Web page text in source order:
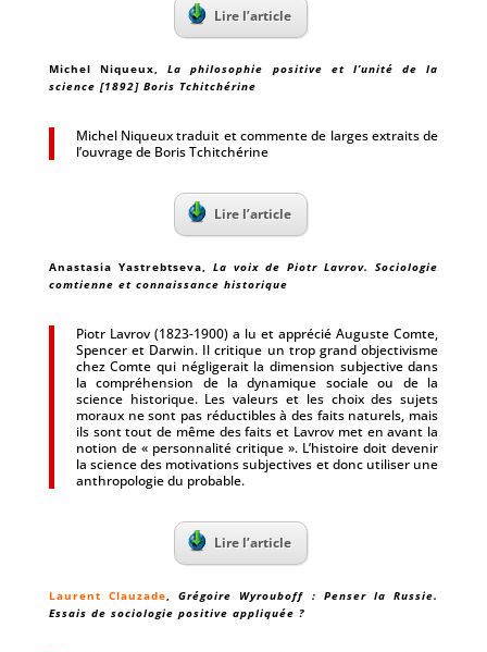
Lire l’article
Michel Niqueux,La philosophie positive et l’unité de la
science [1892] Boris Tchitchérine
Michel Niqueux traduit et commente de larges extraits de
l’ouvrage de Boris Tchitchérine
Lire l’article
Anastasia Yastrebtseva, La voix de Piotr Lavrov. Sociologie
comtienne et connaissance historique
Piotr Lavrov (1823-1900) a lu et apprécié Auguste Comte,
Spencer et Darwin. Il critique un trop grand objectivisme
chez Comte qui négligerait la dimension subjective dans
la compréhension de la dynamique sociale ou de la
science historique. Les valeurs et les choix des sujets
moraux ne sont pas réductibles à des faits naturels, mais
ils sont tout de même des faits et Lavrov met en avant la
notion de « personnalité critique ». L’histoire doit devenir
la science des motivations subjectives et donc utiliser une
anthropologie du probable.
Lire l’article
Laurent Clauzade,Grégoire Wyrouboff : Penser la Russie.
Essais de sociologie positive appliquée ?